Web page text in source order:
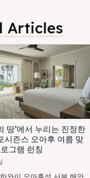
Articles
땅’에서 누리는 진정한
시즌스 오아후 여름 맞
그램 런칭